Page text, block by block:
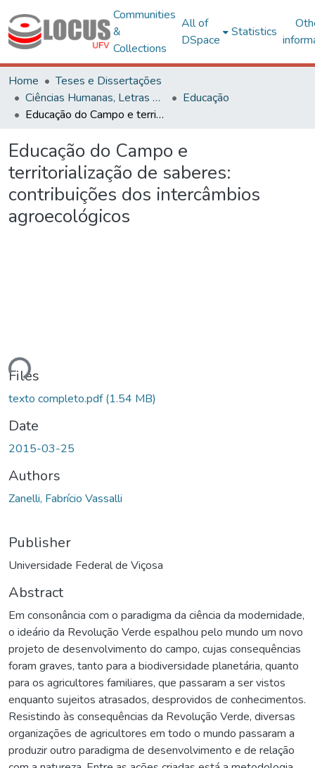
Communities
&
Collections
All of
DSpace
Statistics
Home
Teses e Dissertações
Ciências Humanas, Letras e Artes
Educação
Educação do Campo e territorialização de saberes: contribuições dos intercâmbios agroecológicos
Educação do Campo e
territorialização de saberes:
contribuições dos intercâmbios
agroecológicos
Files
texto completo.pdf(1.54 MB)
Date
2015-03-25
Authors
Zanelli, Fabrício Vassalli
Publisher
Universidade Federal de Viçosa
Abstract
Em consonância com o paradigma da ciência da modernidade,
o ideário da Revolução Verde espalhou pelo mundo um novo
projeto de desenvolvimento do campo, cujas consequências
foram graves, tanto para a biodiversidade planetária, quanto
para os agricultores familiares, que passaram a ser vistos
enquanto sujeitos atrasados, desprovidos de conhecimentos.
Resistindo às consequências da Revolução Verde, diversas
organizações de agricultores em todo o mundo passaram a
produzir outro paradigma de desenvolvimento e de relação